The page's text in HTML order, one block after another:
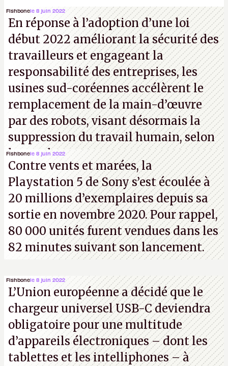
au téléchargement. Vous pouvez encore en voir
quelques bribes surcette vidéo YouTube.A.
Fishbonele 8 juin 2022
En réponse à l’adoption d’une loi
début 2022 améliorant la sécurité des
travailleurs et engageant la
responsabilité des entreprises, les
usines sud-coréennes accélèrent le
remplacement de la main-d’œuvre
par des robots, visant désormais la
suppression du travail humain, selon
les analystes.
Fishbonele 8 juin 2022
Contre vents et marées, la
Playstation 5 de Sony s’est écoulée à
20 millions d’exemplaires depuis sa
sortie en novembre 2020. Pour rappel,
80 000 unités furent vendues dans les
82 minutes suivant son lancement.
Fishbonele 8 juin 2022
L’Union européenne a décidé que le
chargeur universel USB-C deviendra
obligatoire pour une multitude
d’appareils électroniques – dont les
tablettes et les intelliphones – à